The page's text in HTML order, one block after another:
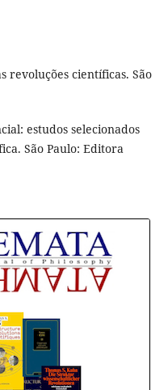
revoluções científicas. São
estudos selecionados
São Paulo: Editora